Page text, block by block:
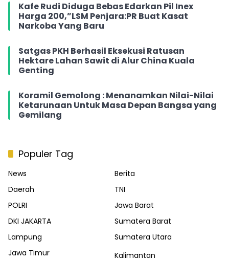
Kafe Rudi Diduga Bebas Edarkan Pil Inex
Harga 200,”LSM Penjara:PR Buat Kasat
Narkoba Yang Baru
Satgas PKH Berhasil Eksekusi Ratusan
Hektare Lahan Sawit di Alur China Kuala
Genting
Koramil Gemolong : Menanamkan Nilai-Nilai
Ketarunaan Untuk Masa Depan Bangsa yang
Gemilang
Populer Tag
News
Berita
Daerah
TNI
POLRI
Jawa Barat
DKI JAKARTA
Sumatera Barat
Lampung
Sumatera Utara
Jawa Timur
Kalimantan